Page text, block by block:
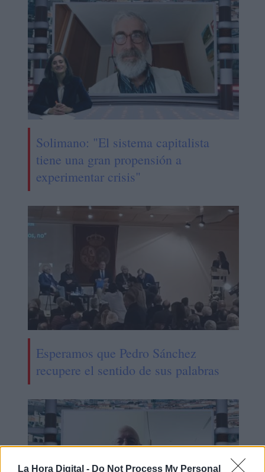
La Hora Digital - Do Not Process My Personal
Solimano: "El sistema capitalista
tiene una gran propensión a
experimentar crisis"
Esperamos que Pedro Sánchez
recupere el sentido de sus palabras